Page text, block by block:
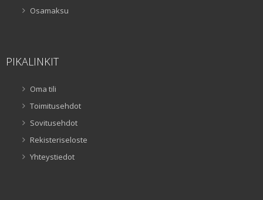
Osamaksu
PIKALINKIT
Oma tili
Toimitusehdot
Sovitusehdot
Rekisteriseloste
Yhteystiedot